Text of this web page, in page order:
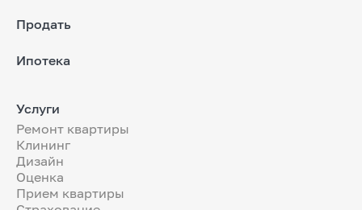
Продать
Ипотека
Услуги
Ремонт квартиры
Клининг
Дизайн
Оценка
Прием квартиры